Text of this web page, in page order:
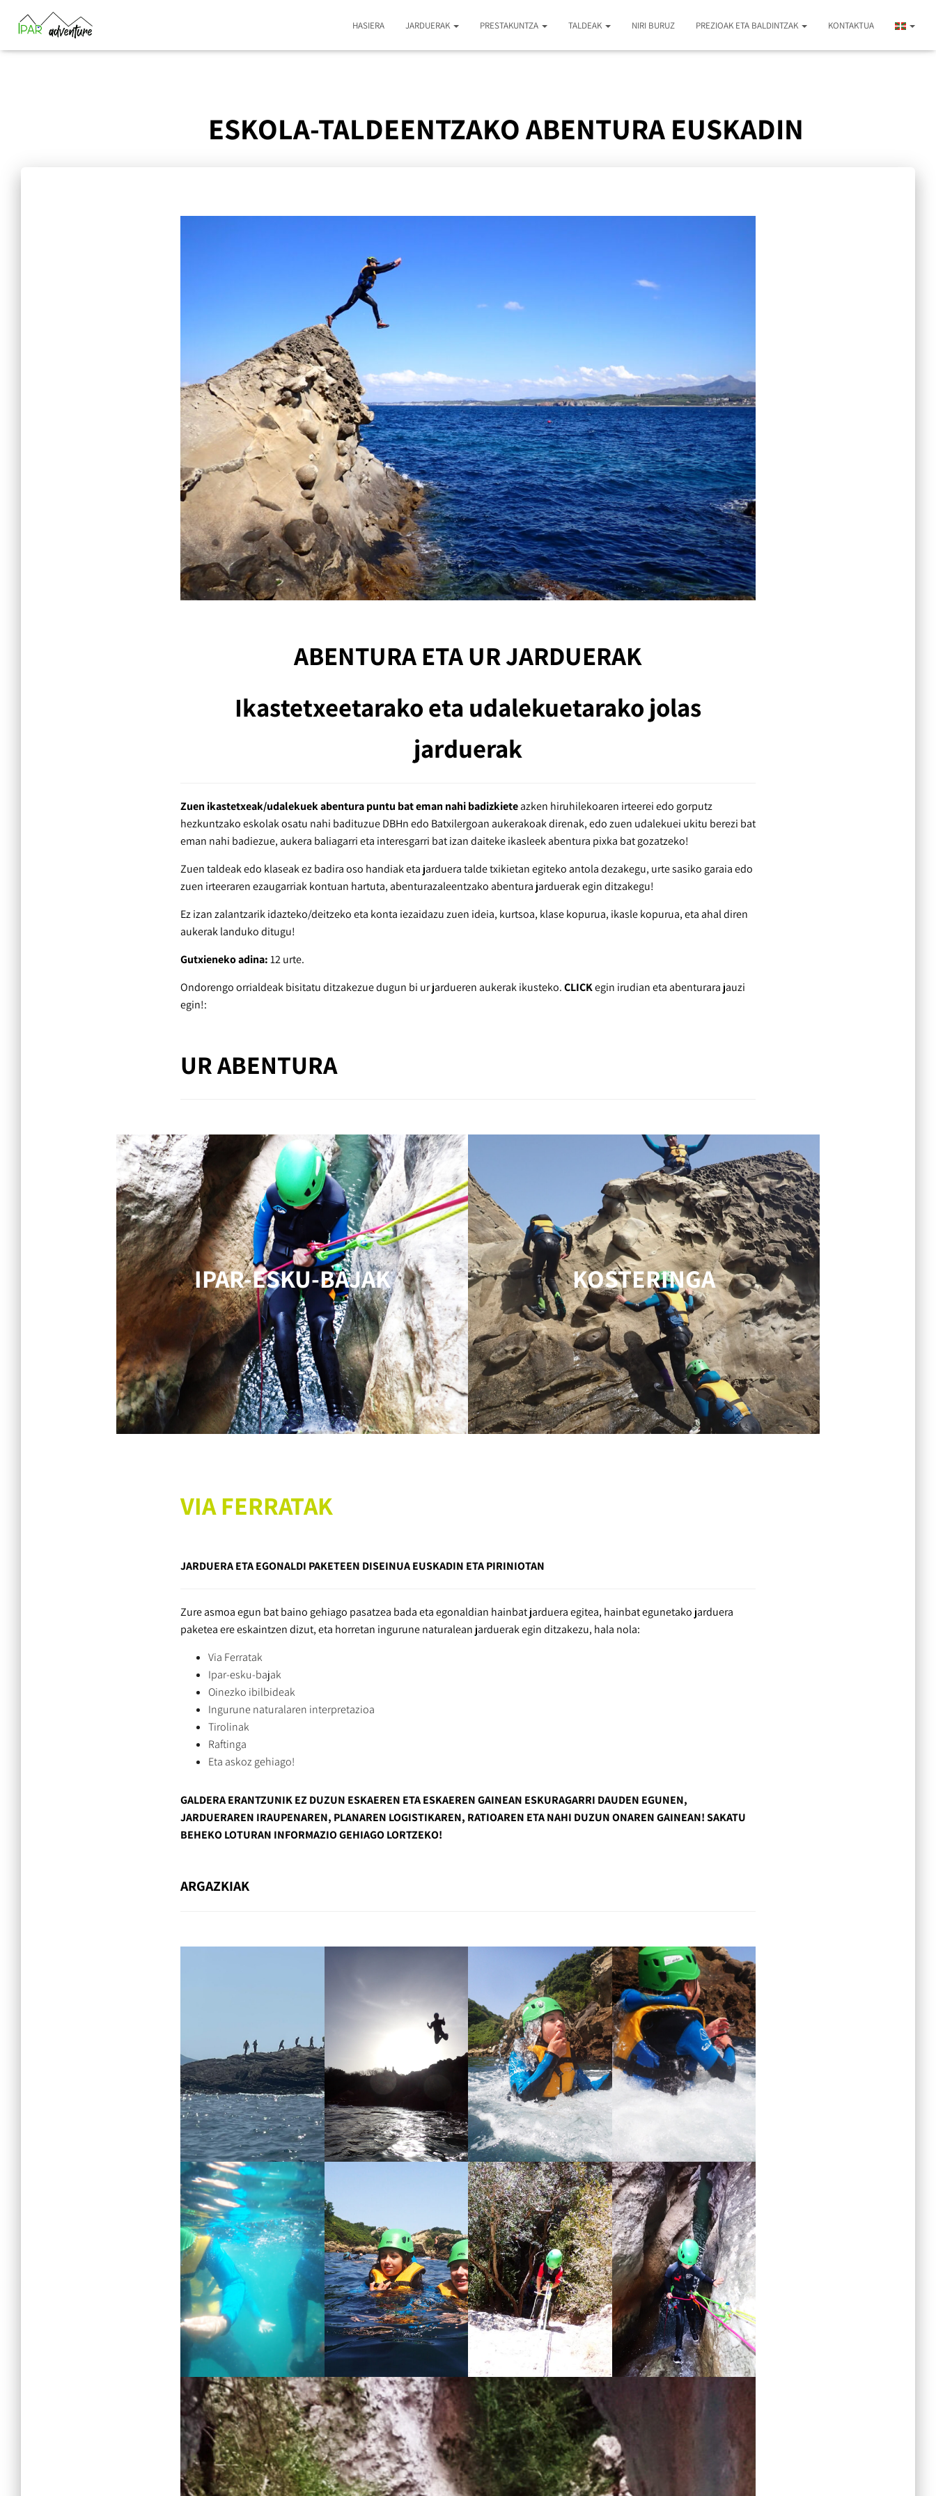
HASIERA JARDUERAK PRESTAKUNTZA TALDEAK NIRI BURUZ PREZIOAK ETA BALDINTZAK KONTAKTUA
ESKOLA-TALDEENTZAKO ABENTURA EUSKADIN
ABENTURA ETA UR JARDUERAK
Ikastetxeetarako eta udalekuetarako jolas
jarduerak
Zuen ikastetxeak/udalekuek abentura puntu bat eman nahi badizkieteazken hiruhilekoaren irteerei edo gorputz
hezkuntzako eskolak osatu nahi badituzue DBHn edo Batxilergoan aukerakoak direnak, edo zuen udalekuei ukitu berezi bat
eman nahi badiezue, aukera baliagarri eta interesgarri bat izan daiteke ikasleek abentura pixka bat gozatzeko!
Zuen taldeak edo klaseak ez badira oso handiak eta jarduera talde txikietan egiteko antola dezakegu, urte sasiko garaia edo
zuen irteeraren ezaugarriak kontuan hartuta, abenturazaleentzako abentura jarduerak egin ditzakegu!
Ez izan zalantzarik idazteko/deitzeko eta konta iezaidazu zuen ideia, kurtsoa, klase kopurua, ikasle kopurua, eta ahal diren
aukerak landuko ditugu!
Gutxieneko adina:12 urte.
Ondorengo orrialdeak bisitatu ditzakezue dugun bi ur jardueren aukerak ikusteko.CLICKegin irudian eta abenturara jauzi
egin!:
UR ABENTURA
IPAR-ESKU-BAJAK KOSTERINGA
VIA FERRATAK
JARDUERA ETA EGONALDI PAKETEEN DISEINUA EUSKADIN ETA PIRINIOTAN
Zure asmoa egun bat baino gehiago pasatzea bada eta egonaldian hainbat jarduera egitea, hainbat egunetako jarduera
paketea ere eskaintzen dizut, eta horretan ingurune naturalean jarduerak egin ditzakezu, hala nola:
Via Ferratak
Ipar-esku-bajak
Oinezko ibilbideak
Ingurune naturalaren interpretazioa
Tirolinak
Raftinga
Eta askoz gehiago!
GALDERA ERANTZUNIK EZ DUZUN ESKAEREN ETA ESKAEREN GAINEAN ESKURAGARRI DAUDEN EGUNEN,
JARDUERAREN IRAUPENAREN, PLANAREN LOGISTIKAREN, RATIOAREN ETA NAHI DUZUN ONAREN GAINEAN! SAKATU
BEHEKO LOTURAN INFORMAZIO GEHIAGO LORTZEKO!
ARGAZKIAK